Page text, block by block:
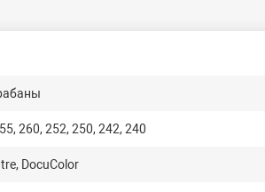
260, 252, 250, 242, 240
DocuColor